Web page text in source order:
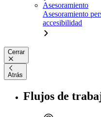
Asesoramiento
Asesoramiento
accesibilidad
Cerrar
Atrás
Flujos de